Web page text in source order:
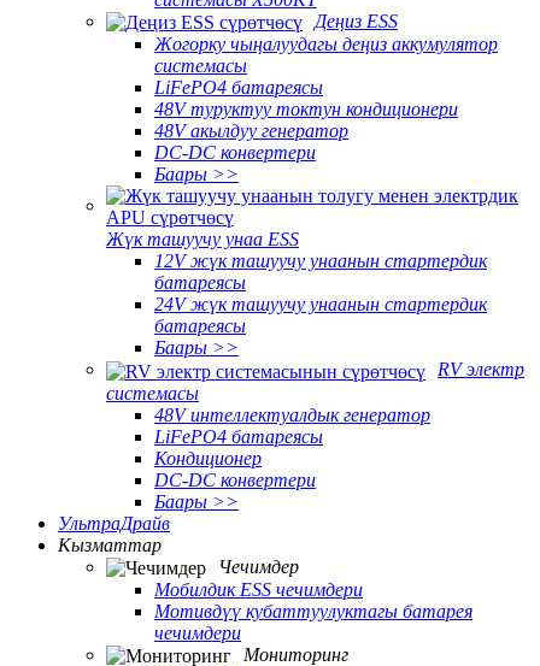
Деңиз ESS
Жогорку чыңалуудагы деңиз аккумулятор
системасы
LiFePO4 батареясы
48V туруктуу токтун кондиционери
48V акылдуу генератор
DC-DC конвертери
Баары >>
Жүк ташуучу унаа ESS
12V жүк ташуучу унаанын стартердик
батареясы
24V жүк ташуучу унаанын стартердик
батареясы
Баары >>
RV электр
системасы
48V интеллектуалдык генератор
LiFePO4 батареясы
Кондиционер
DC-DC конвертери
Баары >>
УльтраДрайв
Кызматтар
Чечимдер
Мобилдик ESS чечимдери
Мотивдүү кубаттуулуктагы батарея
чечимдери
Мониторинг